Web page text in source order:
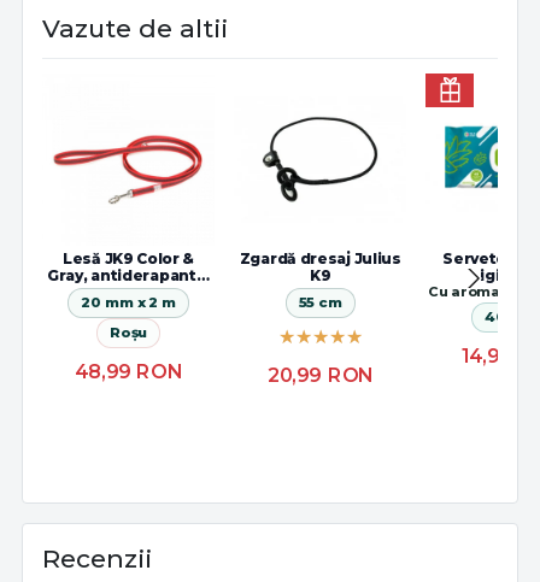
Vazute de altii
Lesă JK9 Color &
Gray, antiderapantă,
cu maner
20 mm x 2 m
Roșu
48,99 RON
Zgardă dresaj Julius
K9
55 cm
20,99 RON
Servetele
Cu aroma de
40buc.
14,99
Recenzii